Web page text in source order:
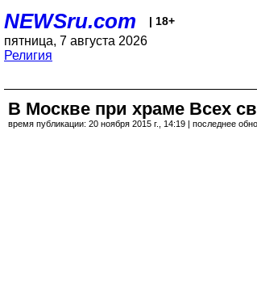
NEWSru.com | 18+
пятница, 7 августа 2026
Религия
В Москве при храме Всех
время публикации: 20 ноября 2015 г., 14:19 | последнее